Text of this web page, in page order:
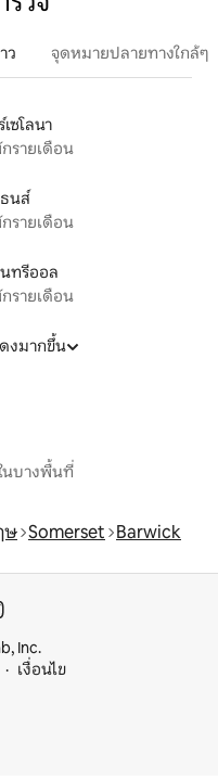
ว จุดหมายปลายทางใกล้ๆ
เซโลนา
รายเดือน
ธนส์
รายเดือน
ทรีออล
รายเดือน
งมากขึ้น
นบางพื้นที่
ษ Somerset Barwick
Inc.
เงื่อนไข